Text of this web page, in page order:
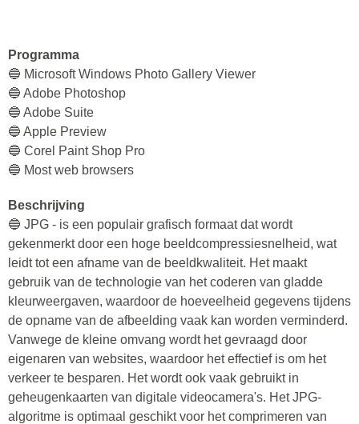
Programma
🔵 Microsoft Windows Photo Gallery Viewer
🔵 Adobe Photoshop
🔵 Adobe Suite
🔵 Apple Preview
🔵 Corel Paint Shop Pro
🔵 Most web browsers
Beschrijving
🔵 JPG - is een populair grafisch formaat dat wordt
gekenmerkt door een hoge beeldcompressiesnelheid, wat
leidt tot een afname van de beeldkwaliteit. Het maakt
gebruik van de technologie van het coderen van gladde
kleurweergaven, waardoor de hoeveelheid gegevens tijdens
de opname van de afbeelding vaak kan worden verminderd.
Vanwege de kleine omvang wordt het gevraagd door
eigenaren van websites, waardoor het effectief is om het
verkeer te besparen. Het wordt ook vaak gebruikt in
geheugenkaarten van digitale videocamera's. Het JPG-
algoritme is optimaal geschikt voor het comprimeren van